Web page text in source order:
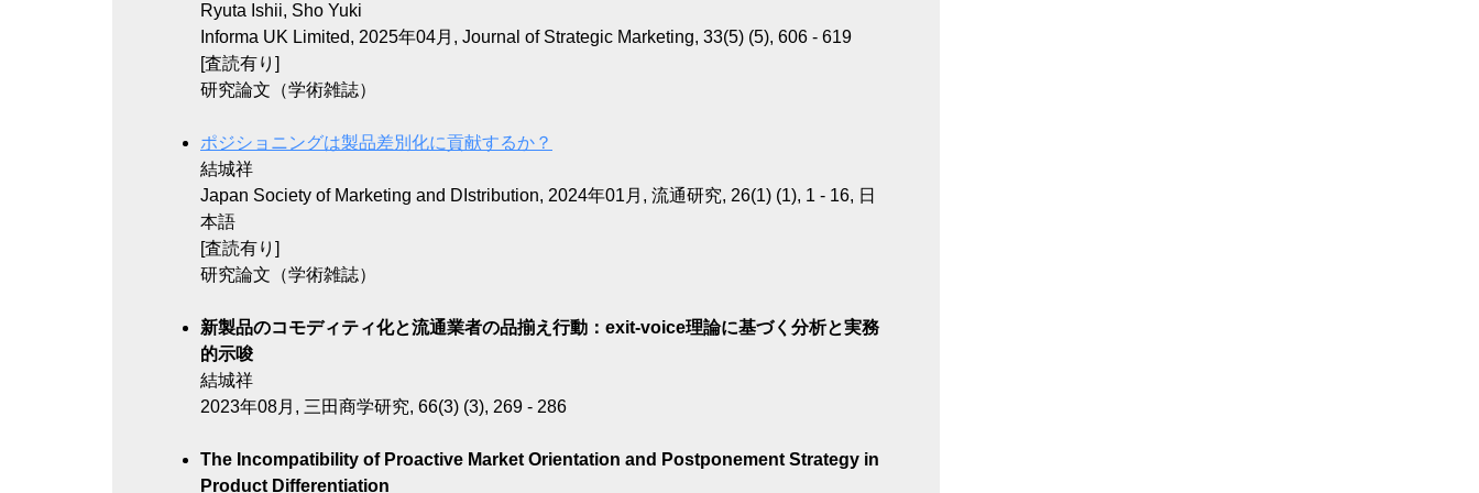
Ryuta Ishii, Sho Yuki
Informa UK Limited, 2025年04月, Journal of Strategic Marketing, 33(5) (5), 606 - 619
[査読有り]
研究論文（学術雑誌）
ポジショニングは製品差別化に貢献するか？
結城祥
Japan Society of Marketing and DIstribution, 2024年01月, 流通研究, 26(1) (1), 1 - 16, 日
本語
[査読有り]
研究論文（学術雑誌）
新製品のコモディティ化と流通業者の品揃え行動：exit-voice理論に基づく分析と実務
的示唆
結城祥
2023年08月, 三田商学研究, 66(3) (3), 269 - 286
The Incompatibility of Proactive Market Orientation and Postponement Strategy in
Product Differentiation